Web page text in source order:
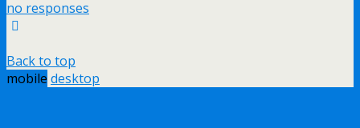
no responses
Back to top
mobile desktop